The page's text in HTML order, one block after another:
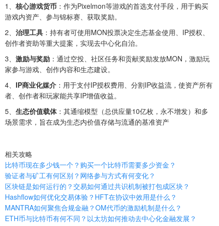
1‌、 核心游戏货币 ‌：作为Pixelmon等游戏的首选支付手段，用于购买
游戏内资产、参与锦标赛、获取奖励。‌
2‌、 治理工具 ‌：持有者可使用MON投票决定生态基金使用、IP授权、
创作者资助等重大提案，实现去中心化自治。‌
‌3、 激励与奖励 ‌：通过空投、社区任务和贡献奖励发放MON，激励玩
家参与游戏、创作内容和生态建设。‌
4‌、 IP商业化媒介 ‌：用于支付IP授权费用、分割IP收益流，使资产所有
者、创作者和玩家能共享IP增值收益。
5‌、 生态价值载体‌：其通缩模型（总供应量10亿枚，永不增发）和多
场景需求，旨在成为生态内价值存储与流通的基准资产
相关攻略
比特币现在多少钱一个？购买一个比特币需要多少资金？
验证者与矿工有何区别？网络参与方式有何变化？
区块链是如何运行的？交易如何通过共识机制被打包成区块？
Hashflow如何优化交易体验？HFT在协议中效用是什么？
MANTRA如何聚焦合规金融？OM代币的激励机制是什么？
ETH币与比特币有何不同？以太坊如何推动去中心化金融发展？